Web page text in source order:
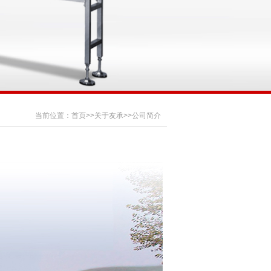
当前位置： 首页>>关于友承>>公司简介